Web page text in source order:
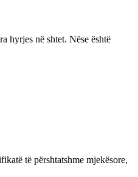
hyrjes në shtet. Nëse është
të përshtatshme mjekësore,